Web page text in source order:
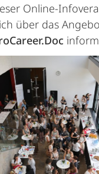
Online-
über das